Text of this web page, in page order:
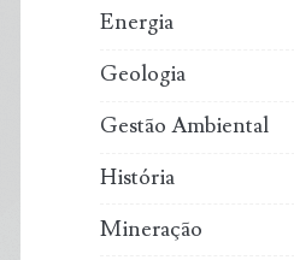
Energia
Geologia
Gestão Ambiental
História
Mineração